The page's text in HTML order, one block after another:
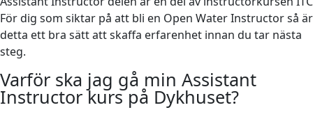
För dig som siktar på att bli en Open Water Instructor så är
detta ett bra sätt att skaffa erfarenhet innan du tar nästa
steg.
Varför ska jag gå min Assistant
Instructor kurs på Dykhuset?